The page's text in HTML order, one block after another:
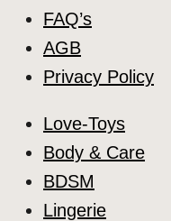
FAQ’s
AGB
Privacy Policy
Love-Toys
Body & Care
BDSM
Lingerie